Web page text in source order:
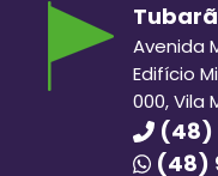
Avenida
Edifício
000, Vila
(48)
(48)